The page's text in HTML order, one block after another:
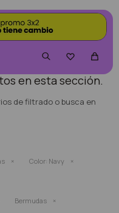

PRODUCTOS
en esta sección.
de filtrado o busca en
Color: Navy
Bermudas